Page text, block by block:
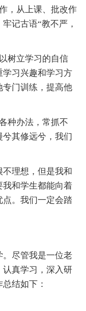
，从上课、批改作
记古语“教不严，
树立学习的自信
习兴趣和学习方
门训练，提高他
种办法，常抓不
其修远兮，我们
理想，但是我和
和学生都能向着
。我们一定会踏
尽管我是一位老
真学习，深入研
结如下：